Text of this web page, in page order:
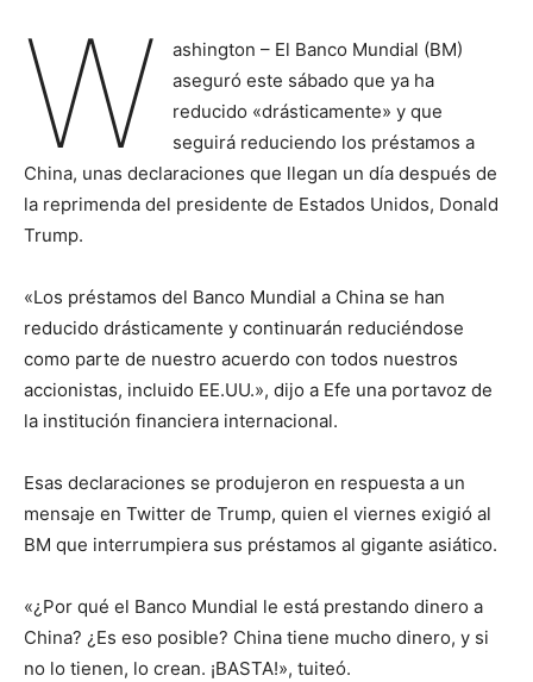
W
ashington – El Banco Mundial (BM)
aseguró este sábado que ya ha
reducido «drásticamente» y que
seguirá reduciendo los préstamos a
China, unas declaraciones que llegan un día después de
la reprimenda del presidente de Estados Unidos, Donald
Trump.
«Los préstamos del Banco Mundial a China se han
reducido drásticamente y continuarán reduciéndose
como parte de nuestro acuerdo con todos nuestros
accionistas, incluido EE.UU.», dijo a Efe una portavoz de
la institución financiera internacional.
Esas declaraciones se produjeron en respuesta a un
mensaje en Twitter de Trump, quien el viernes exigió al
BM que interrumpiera sus préstamos al gigante asiático.
«¿Por qué el Banco Mundial le está prestando dinero a
China? ¿Es eso posible? China tiene mucho dinero, y si
no lo tienen, lo crean. ¡BASTA!», tuiteó.